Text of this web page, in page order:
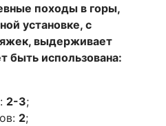
походы в горы,
установке, с
выдерживает
быть использована:
2-3;
2;